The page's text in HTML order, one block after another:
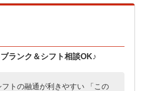
ランク＆シフト相談OK♪
フトの融通が利きやすい 「この